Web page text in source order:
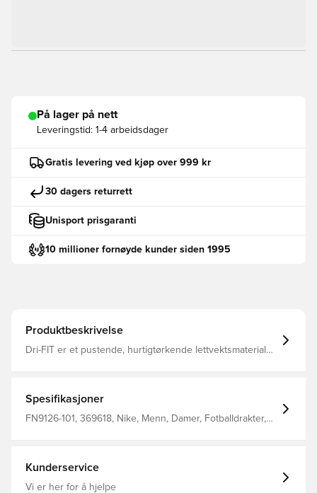
På lager på nett
Leveringstid: 1-4 arbeidsdager
Gratis levering ved kjøp over 999 kr
30 dagers returrett
Unisport prisgaranti
10 millioner fornøyde kunder siden 1995
Produktbeskrivelse
Dri-FIT er et pustende, hurtigtørkende lettvektsmateriale
polyester.
Spesifikasjoner
FN9126-101, 369618, Nike, Menn, Damer, Fotballdrakter,
Kunderservice
Vi er her for å hjelpe